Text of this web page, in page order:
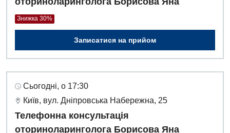
Знижка 30%
Записатися на прийом
Сьогодні, о 17:30
Київ, вул. Дніпровська Набережна, 25
Телефонна консультація
оториноларинголога Борисова Яна